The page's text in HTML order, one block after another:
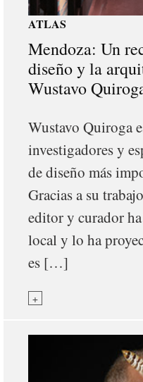
ATLAS
Mendoza: Un
diseño y la
Wustavo
Wustavo Quiroga
investigadores y
de diseño más
Gracias a su
editor y curador
local y lo ha
es […]
+